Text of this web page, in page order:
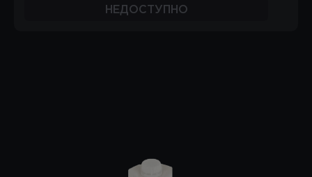
НЕДОСТУПНО